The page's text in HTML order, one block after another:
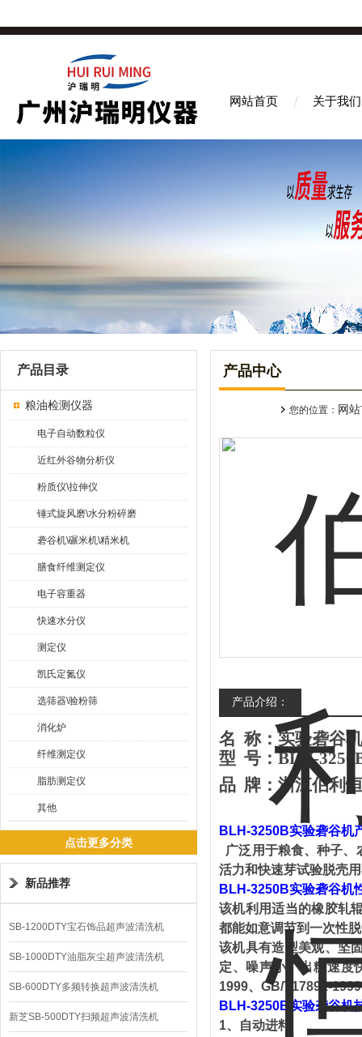
网站首页 关于我们
产品目录
粮油检测仪器
电子自动数粒仪
近红外谷物分析仪
粉质仪\拉伸仪
锤式旋风磨\水分粉碎磨
砻谷机\碾米机\精米机
膳食纤维测定仪
电子容重器
快速水分仪
测定仪
凯氏定氮仪
选筛器\验粉筛
消化炉
纤维测定仪
脂肪测定仪
其他
点击更多分类
新品推荐
SB-1200DTY宝石饰品超声波清洗机
SB-1000DTY油脂灰尘超声波清洗机
SB-600DTY多频转换超声波清洗机
新芝SB-500DTY扫频超声波清洗机
产品中心
您的位置： 网
产品介绍：
名 称：实验砻谷机
型 号：BLH-
品 牌 ：浙江伯利恒
BLH-3250B实验砻谷机
广泛用于粮食、种子
活力和快速芽试验脱壳
BLH-3250B实验砻谷机
该机利用适当的橡胶轧
都能如意调节到一次性
该机具有造型美观、坚
定、噪声小、出糙速度
1999、 GB/T17891-1999
BLH-3250B 实验砻谷机
1、自动进料